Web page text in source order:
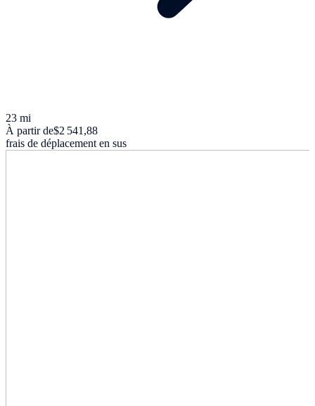
23 mi
À partir de$2 541,88
frais de déplacement en sus